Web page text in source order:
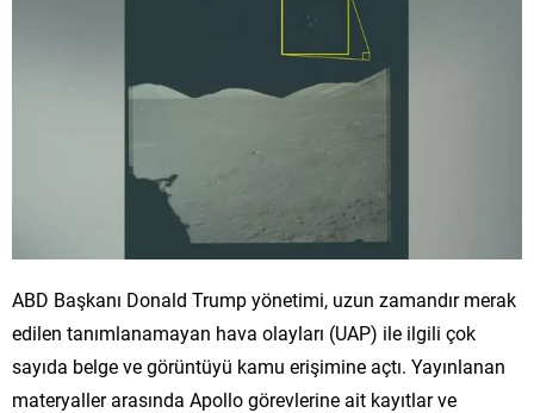
ABD Başkanı Donald Trump yönetimi, uzun zamandır merak
edilen tanımlanamayan hava olayları (UAP) ile ilgili çok
sayıda belge ve görüntüyü kamu erişimine açtı. Yayınlanan
materyaller arasında Apollo görevlerine ait kayıtlar ve